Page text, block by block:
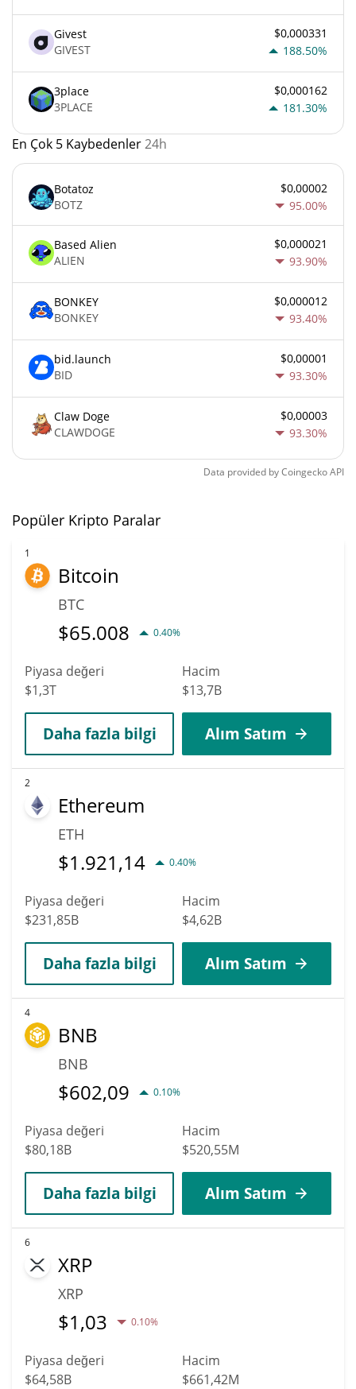
Givest
GIVEST
$0,000331
188.50%
3place
3PLACE
$0,000162
181.30%
En Çok 5 Kaybedenler24h
Botatoz
BOTZ
$0,00002
95.00%
Based Alien
ALIEN
$0,000021
93.90%
BONKEY
BONKEY
$0,000012
93.40%
bid.launch
BID
$0,00001
93.30%
Claw Doge
CLAWDOGE
$0,00003
93.30%
Data provided byCoingeckoAPI
Popüler Kripto Paralar
1
Bitcoin
BTC
$65.008 0.40%
Piyasa değeri
$1,3T
Hacim
$13,7B
Daha fazla bilgi Alım Satım
2
Ethereum
ETH
$1.921,14 0.40%
Piyasa değeri
$231,85B
Hacim
$4,62B
Daha fazla bilgi Alım Satım
4
BNB
BNB
$602,09 0.10%
Piyasa değeri
$80,18B
Hacim
$520,55M
Daha fazla bilgi Alım Satım
6
XRP
XRP
$1,03 0.10%
Piyasa değeri
$64,58B
Hacim
$661,42M